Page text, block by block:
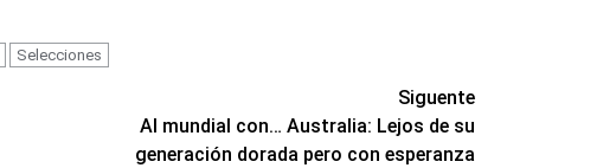
Selecciones
Siguente
Al mundial con… Australia: Lejos de su
generación dorada pero con esperanza